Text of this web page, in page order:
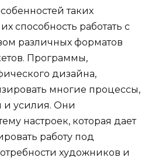
таких
способность работать с
различных форматов
Программы,
дизайна,
многие процессы,
и усилия. Они
настроек, которая дает
работу под
художников и